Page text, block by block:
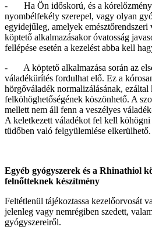
- Ha Ön időskorú, és a
nyombélfekély szerepel, vagy olyan
egyidejűleg, amelyek emésztőrendszeri
köptető alkalmazásakor óvatosság
fellépése esetén a kezelést abba kell
- A köptető alkalmazása során az
váladékürítés fordulhat elő. Ez a
hörgőváladék normalizálásának, ezáltal
felköhöghetőségének köszönhető. A
mellett nem áll fenn a veszélyes
A keletkezett váladékot fel kell
tüdőben való felgyülemlése elkerülhető.
Egyéb gyógyszerek és a Rhinathiol
felnőtteknek készítmény
Feltétlenül tájékoztassa kezelőorvosát
jelenleg vagy nemrégiben szedett,
gyógyszereiről.